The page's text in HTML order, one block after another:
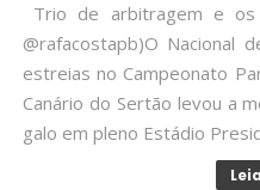
Trio de arbitragem e os
@rafacostapb)O Nacional
estreias no Campeonato
Canário do Sertão levou a
galo em pleno Estádio